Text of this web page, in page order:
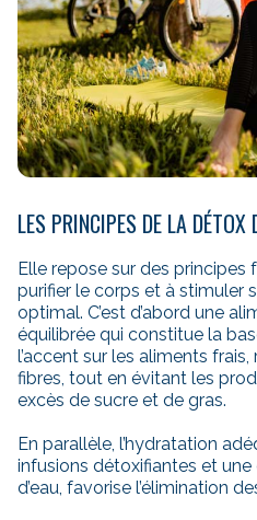
LES PRINCIPES DE LA DÉTOX
Elle repose sur des
purifier le corps et à stimuler
optimal. C’est d’abord une
équilibrée qui constitue la
l’accent sur les aliments
fibres, tout en évitant les
excès de sucre et de gras.
En parallèle, l’hydratation
infusions détoxifiantes et
d’eau, favorise l’élimination